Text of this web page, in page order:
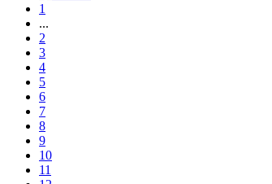
1
...
2
3
4
5
6
7
8
9
10
11